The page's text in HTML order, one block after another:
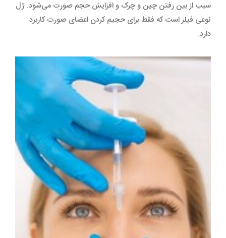
سبب از بین رفتن چین و چرک و افزایش حجم صورت می‌شود. ژل
نوعی فیلر است که فقط برای حجیم کردن اعضای صورت کاربرد
دارد.